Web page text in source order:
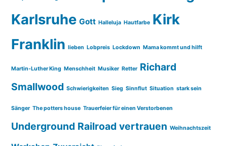
Karlsruhe Gott Halleluja Hautfarbe Kirk
Franklin lieben Lobpreis Lockdown Mama kommt und hilft
Martin-Luther King Menschheit Musiker Retter Richard
Smallwood Schwierigkeiten Sieg Sinnflut Situation stark sein
Sänger The potters house Trauerfeier für einen Verstorbenen
Underground Railroad vertrauen Weihnachtszeit